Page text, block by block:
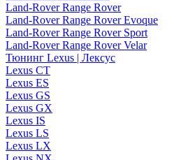
Land-Rover Range Rover
Land-Rover Range Rover Evoque
Land-Rover Range Rover Sport
Land-Rover Range Rover Velar
Тюнинг Lexus | Лексус
Lexus CT
Lexus ES
Lexus GS
Lexus GX
Lexus IS
Lexus LS
Lexus LX